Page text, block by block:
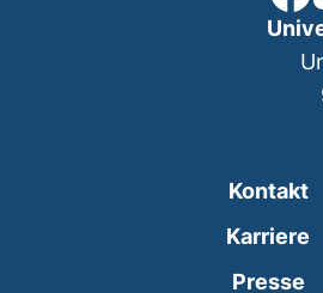
Kontakt
Karriere
Presse